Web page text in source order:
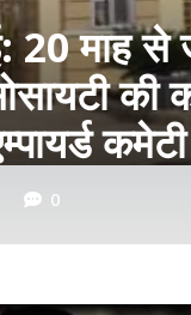
में मारी
0